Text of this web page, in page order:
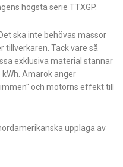
högsta serie TTXGP.
ska inte behövas massor
tillverkaren. Tack vare så
exklusiva material stannar
Amarok anger
och motorns effekt till
upplaga av